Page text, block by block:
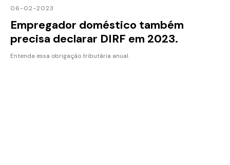
06-02-2023
Empregador doméstico também
precisa declarar DIRF em 2023.
Entenda essa obrigação tributária anual.